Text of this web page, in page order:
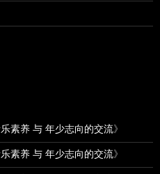
素养 与 年少志向的交流》
素养 与 年少志向的交流》